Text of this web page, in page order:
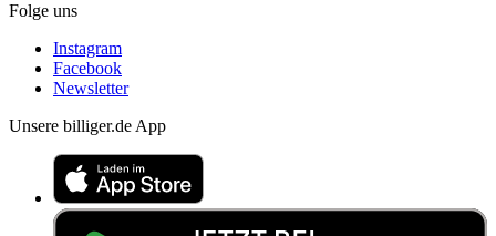
Folge uns
Instagram
Facebook
Newsletter
Unsere billiger.de App